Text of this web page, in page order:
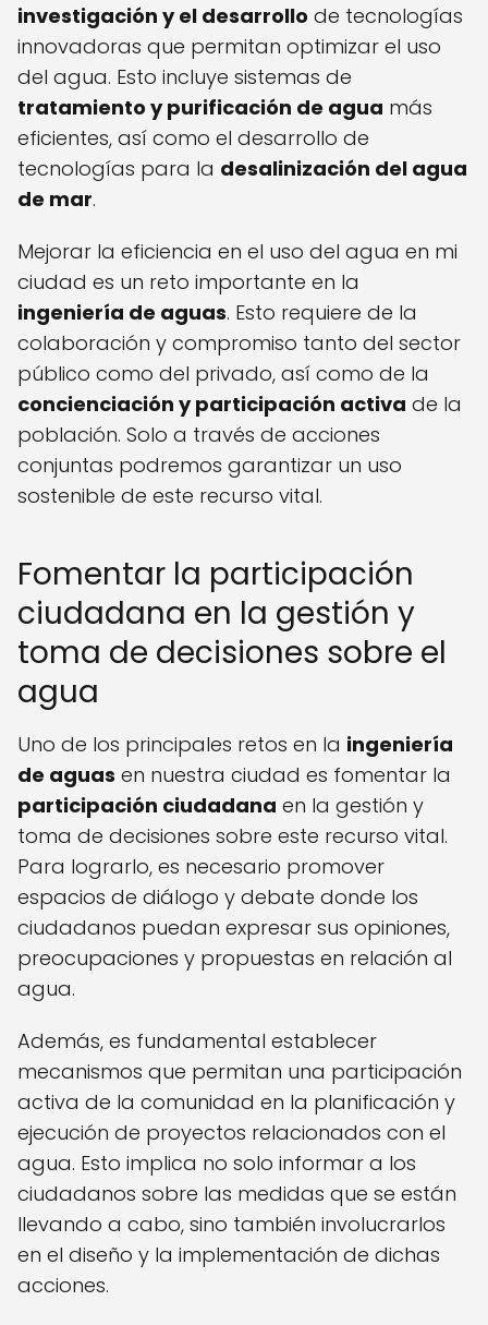
investigación y el desarrollo de tecnologías
innovadoras que permitan optimizar el uso
del agua. Esto incluye sistemas de
tratamiento y purificación de agua más
eficientes, así como el desarrollo de
tecnologías para la desalinización del agua
de mar.
Mejorar la eficiencia en el uso del agua en mi
ciudad es un reto importante en la
ingeniería de aguas. Esto requiere de la
colaboración y compromiso tanto del sector
público como del privado, así como de la
concienciación y participación activa de la
población. Solo a través de acciones
conjuntas podremos garantizar un uso
sostenible de este recurso vital.
Fomentar la participación
ciudadana en la gestión y
toma de decisiones sobre el
agua
Uno de los principales retos en la ingeniería
de aguas en nuestra ciudad es fomentar la
participación ciudadana en la gestión y
toma de decisiones sobre este recurso vital.
Para lograrlo, es necesario promover
espacios de diálogo y debate donde los
ciudadanos puedan expresar sus opiniones,
preocupaciones y propuestas en relación al
agua.
Además, es fundamental establecer
mecanismos que permitan una participación
activa de la comunidad en la planificación y
ejecución de proyectos relacionados con el
agua. Esto implica no solo informar a los
ciudadanos sobre las medidas que se están
llevando a cabo, sino también involucrarlos
en el diseño y la implementación de dichas
acciones.